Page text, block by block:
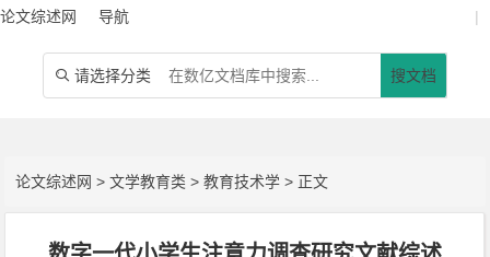
论文综述网 导航 |
 请选择分类 搜文档
论文综述网 >文学教育类 >教育技术学 > 正文